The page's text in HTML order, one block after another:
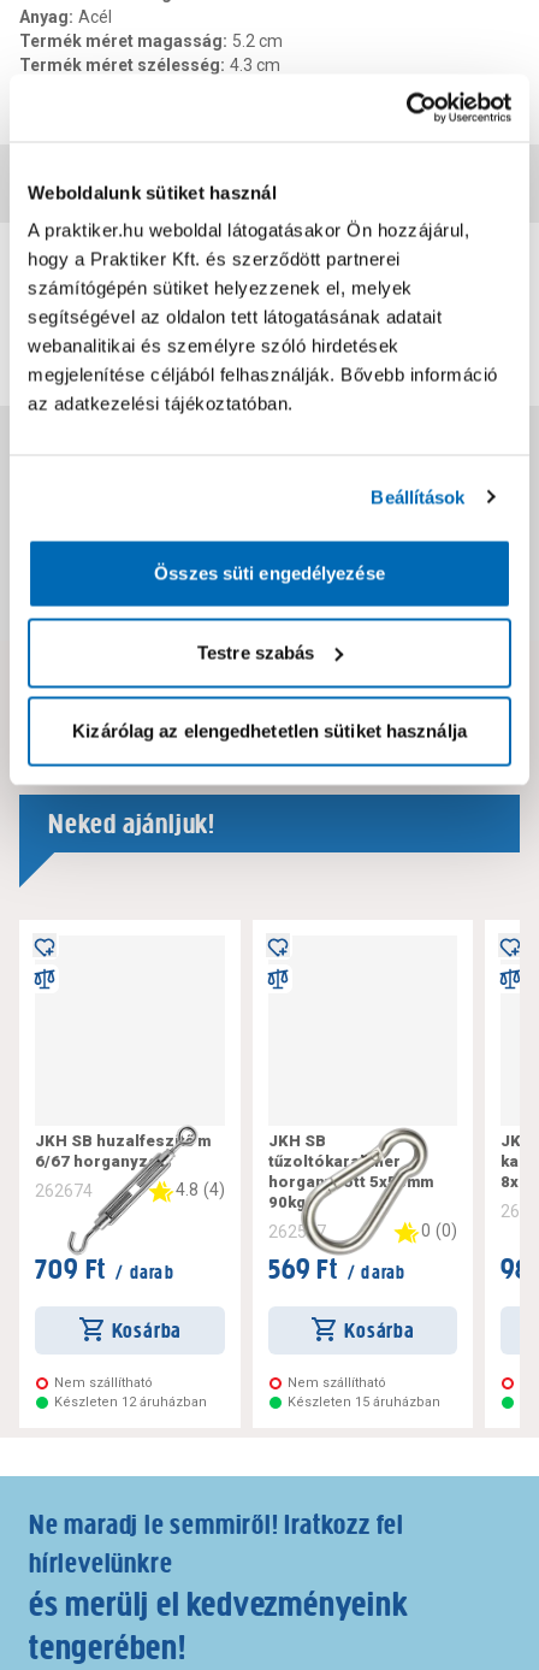
Weboldalunk sütiket használ
A praktiker.hu weboldal látogatásakor Ön hozzájárul,
hogy a Praktiker Kft. és szerződött partnerei
számítógépén sütiket helyezzenek el, melyek
segítségével az oldalon tett látogatásának adatait
webanalitikai és személyre szóló hirdetések
megjelenítése céljából felhasználják. Bővebb információ
az adatkezelési tájékoztatóban.
Beállítások
Összes süti engedélyezése
Testre szabás
Kizárólag az elengedhetetlen sütiket használja
Anyag: Acél
Termék méret magasság: 5.2 cm
Termék méret szélesség: 4.3 cm
Vásárlói vélemények
0 0 értékelés
Értékelés írása
Dokumentumok, felelős személy
Hibát találtál az oldalon vagy a termék leírásában?
Kérjük jelezd nekünk!
Neked ajánljuk!
JKH SB huzalfeszítő m
6/67 horganyzott
262674 4.8 (4)
709 Ft / darab
Kosárba
Nem szállítható
Készleten 12 áruházban
JKH SB
tűzoltókarabíner
horganyzott 5x50mm
90kg
262587 0 (0)
569 Ft / darab
Kosárba
Nem szállítható
Készleten 15 áruházban
JKH
8x
Ne maradj le semmiről! Iratkozz fel
hírlevelünkre
és merülj el kedvezményeink
tengerében!